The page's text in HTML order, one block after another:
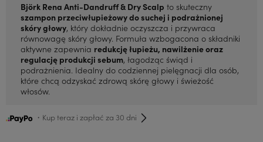
Björk Rena Anti-Dandruff & Dry Scalp to skuteczny
szampon przeciwłupieżowy do suchej i podrażnionej
skóry głowy, który dokładnie oczyszcza i przywraca
równowagę skóry głowy. Formuła wzbogacona o składniki
aktywne zapewnia redukcję łupieżu, nawilżenie oraz
regulację produkcji sebum, łagodząc świąd i
podrażnienia. Idealny do codziennej pielęgnacji dla osób,
które chcą odzyskać zdrową skórę głowy i świeżość
włosów.
・Kup teraz i zapłać za 30 dni